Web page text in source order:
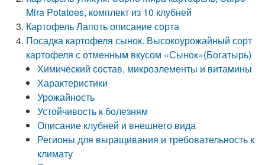
Mira Potatoes, комплект из 10 клубней
Картофель Лапоть описание сорта
Посадка картофеля сынок. Высокоурожайный сорт
картофеля с отменным вкусом «Сынок»(Богатырь)
Химический состав, микроэлементы и витамины
Характеристики
Урожайность
Устойчивость к болезням
Описание клубней и внешнего вида
Регионы для выращивания и требовательность к
климату